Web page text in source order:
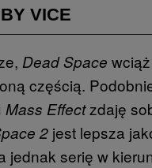
VICE
Dead Space
częścią.
Mass Effectzdaję
2 jest lepsza
jednak serię w